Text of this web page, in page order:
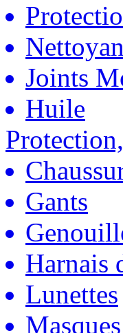
Joints
Huile
Gants
Harnais
Lunettes
Masques